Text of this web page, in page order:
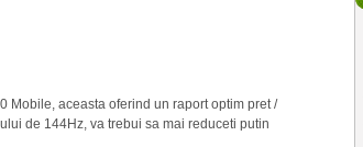
Mobile, aceasta oferind un raport optim pret /
de 144Hz, va trebui sa mai reduceti putin